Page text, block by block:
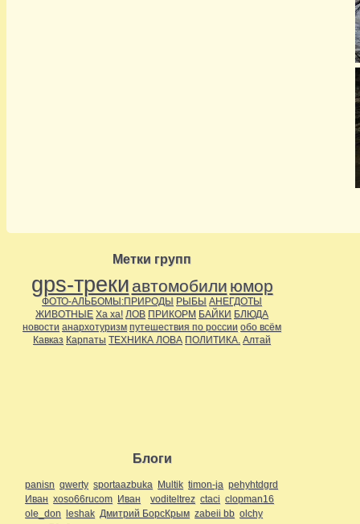
Метки групп
gps-треки автомобили юмор
ФОТО-АЛЬБОМЫ:ПРИРОДЫ РЫБЫ АНЕГДОТЫ
ЖИВОТНЫЕ Ха ха! ЛОВ ПРИКОРМ БАЙКИ БЛЮДА
новости анархотуризм путешествия по россии обо всём
Кавказ Карпаты ТЕХНИКА ЛОВА ПОЛИТИКА. Алтай
Блоги
panisn qwerty sportaazbuka Multik timon-ja pehyhtdgrd
Иван xoso66rucom Иван voditeltrez ctaci clopman16
ole_don leshak Дмитрий БорсКрым zabeii bb olchy